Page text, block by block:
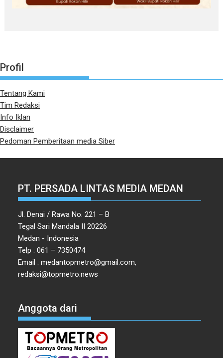
Profil
Tentang Kami
Tim Redaksi
Info Iklan
Disclaimer
Pedoman Pemberitaan media Siber
PT. PERSADA LINTAS MEDIA MEDAN
Jl. Denai / Rawa No. 221 – B
Tegal Sari Mandala II 20226
Medan - Indonesia
Telp : 061 – 7350474
Email : medantopmetro@gmail.com,
redaksi@topmetro.news
Anggota dari